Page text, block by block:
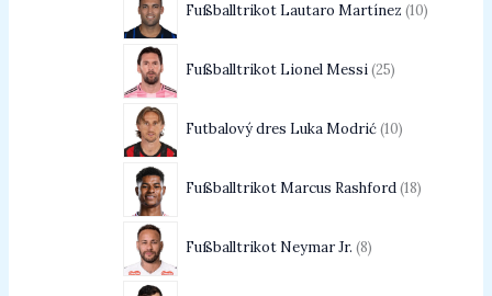
Fußballtrikot Lautaro Martínez 10
Fußballtrikot Lionel Messi 25
Futbalový dres Luka Modrić 10
Fußballtrikot Marcus Rashford 18
Fußballtrikot Neymar Jr. 8